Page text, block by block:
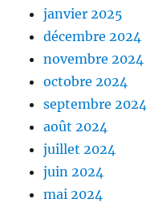
janvier 2025
décembre 2024
novembre 2024
octobre 2024
septembre 2024
août 2024
juillet 2024
juin 2024
mai 2024